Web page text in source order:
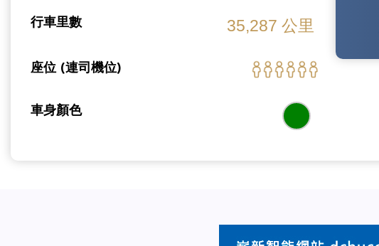
行車里數 35,287 公里
座位 (連司機位)
車身顏色